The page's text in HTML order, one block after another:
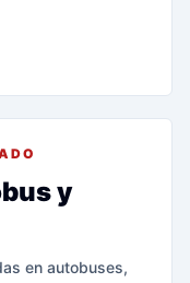
y
en autobuses,